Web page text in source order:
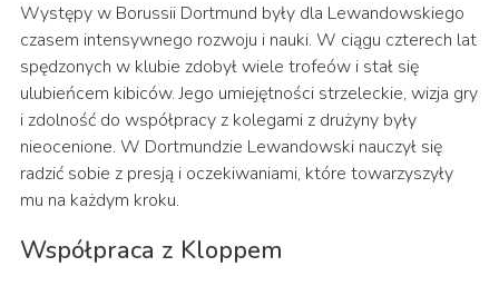
Występy w Borussii Dortmund były dla Lewandowskiego
czasem intensywnego rozwoju i nauki. W ciągu czterech lat
spędzonych w klubie zdobył wiele trofeów i stał się
ulubieńcem kibiców. Jego umiejętności strzeleckie, wizja gry
i zdolność do współpracy z kolegami z drużyny były
nieocenione. W Dortmundzie Lewandowski nauczył się
radzić sobie z presją i oczekiwaniami, które towarzyszyły
mu na każdym kroku.
Współpraca z Kloppem